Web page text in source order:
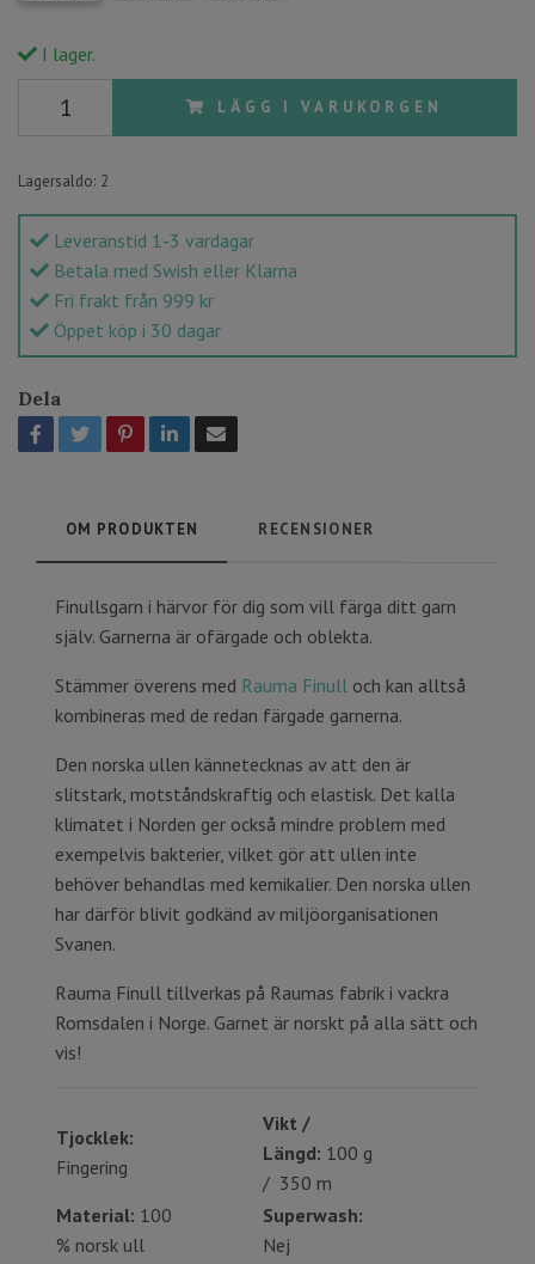
I lager.
LÄGG I VARUKORGEN
Lagersaldo: 2
Leveranstid 1-3 vardagar
Betala med Swish eller Klarna
Fri frakt från 999 kr
Öppet köp i 30 dagar
Dela
OM PRODUKTEN RECENSIONER
Finullsgarn i härvor för dig som vill färga ditt garn
själv. Garnerna är ofärgade och oblekta.
Stämmer överens med Rauma Finull och kan alltså
kombineras med de redan färgade garnerna.
Den norska ullen kännetecknas av att den är
slitstark, motståndskraftig och elastisk. Det kalla
klimatet i Norden ger också mindre problem med
exempelvis bakterier, vilket gör att ullen inte
behöver behandlas med kemikalier. Den norska ullen
har därför blivit godkänd av miljöorganisationen
Svanen.
Rauma Finull tillverkas på Raumas fabrik i vackra
Romsdalen i Norge. Garnet är norskt på alla sätt och
vis!
Tjocklek:
Fingering
Vikt /
Längd: 100 g
/ 350 m
Material: 100
% norsk ull
Superwash:
Nej